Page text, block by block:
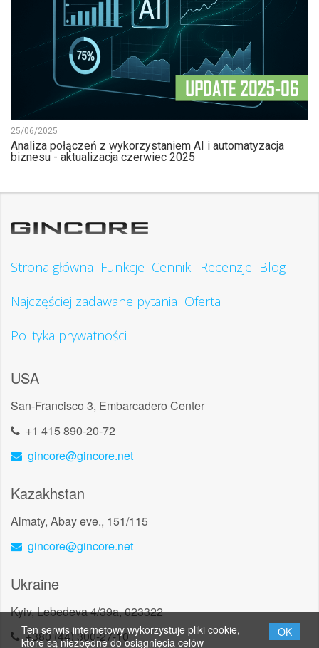
25/06/2025
Analiza połączeń z wykorzystaniem AI i automatyzacja
biznesu - aktualizacja czerwiec 2025
Strona główna Funkcje Cenniki Recenzje Blog
Najczęściej zadawane pytania Oferta
Polityka prywatności
USA
San-Francisco 3, Embarcadero Center
+1 415 890-20-72
gincore@gincore.net
Kazakhstan
Almaty, Abay eve., 151/115
gincore@gincore.net
Ukraine
Kyiv, Lebedeva 4/39a, 023322
+380 (44) 300-27-10
Ten serwis internetowy wykorzystuje pliki cookie,
które są niezbędne do osiągnięcia celów
OK